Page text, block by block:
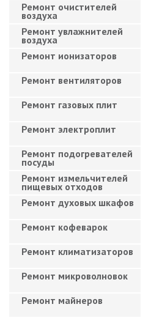
Ремонт очистителей
воздуха
Ремонт увлажнителей
воздуха
Ремонт ионизаторов
Ремонт вентиляторов
Ремонт газовых плит
Ремонт электроплит
Ремонт подогревателей
посуды
Ремонт измельчителей
пищевых отходов
Ремонт духовых шкафов
Ремонт кофеварок
Ремонт климатизаторов
Ремонт микроволновок
Ремонт майнеров